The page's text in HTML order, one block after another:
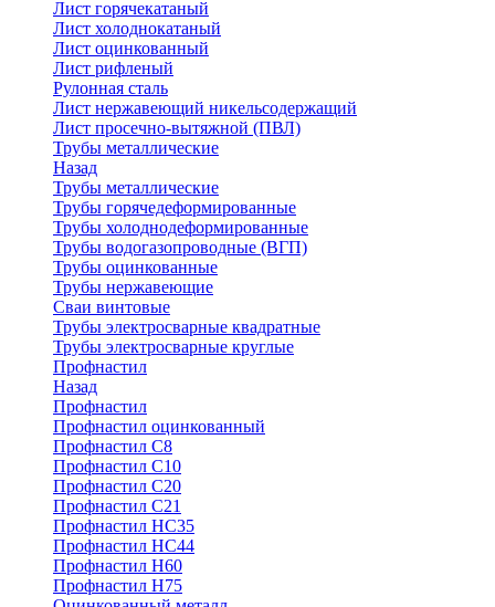
Лист горячекатаный
Лист холоднокатаный
Лист оцинкованный
Лист рифленый
Рулонная сталь
Лист нержавеющий никельсодержащий
Лист просечно-вытяжной (ПВЛ)
Трубы металлические
Назад
Трубы металлические
Трубы горячедеформированные
Трубы холоднодеформированные
Трубы водогазопроводные (ВГП)
Трубы оцинкованные
Трубы нержавеющие
Сваи винтовые
Трубы электросварные квадратные
Трубы электросварные круглые
Профнастил
Назад
Профнастил
Профнастил оцинкованный
Профнастил С8
Профнастил С10
Профнастил С20
Профнастил С21
Профнастил НС35
Профнастил НС44
Профнастил Н60
Профнастил Н75